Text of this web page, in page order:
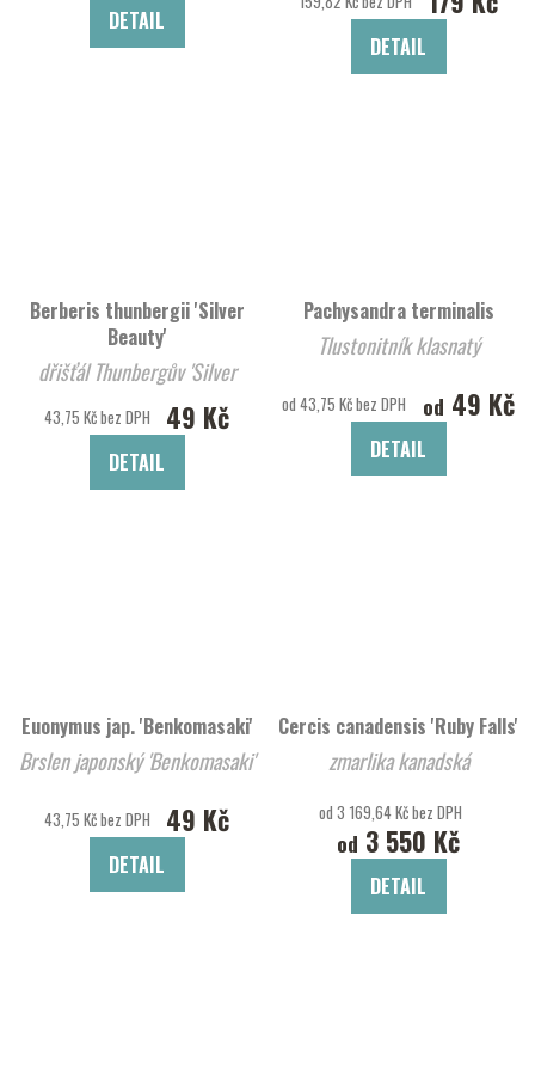
DETAIL
DETAIL
Berberis thunbergii 'Silver
Beauty'
dřišťál Thunbergův 'Silver
43,75 Kč bez DPH 49 Kč
DETAIL
Pachysandra terminalis
Tlustonitník klasnatý
od 43,75 Kč bez DPH od 49 Kč
DETAIL
Euonymus jap. 'Benkomasaki'
Brslen japonský 'Benkomasaki'
43,75 Kč bez DPH 49 Kč
DETAIL
Cercis canadensis 'Ruby Falls'
zmarlika kanadská
od 3 169,64 Kč bez DPH
od 3 550 Kč
DETAIL